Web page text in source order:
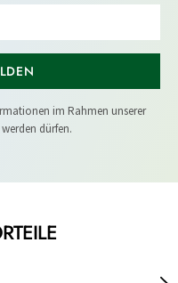
im Rahmen unserer
dürfen.